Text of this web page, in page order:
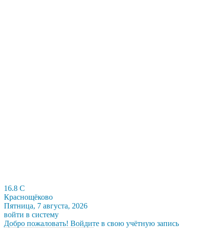
16.8 C
Краснощёково
Пятница, 7 августа, 2026
войти в систему
Добро пожаловать! Войдите в свою учётную запись